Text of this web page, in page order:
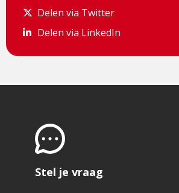
Delen via Twitter
Delen via Twitter
Delen via LinkedIn
Delen via LinkedIn
Stel je vraag